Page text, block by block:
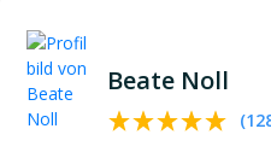
Beate Noll
(